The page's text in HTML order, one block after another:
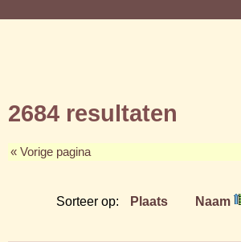
2684 resultaten
« Vorige pagina
Sorteer op: Plaats Naam